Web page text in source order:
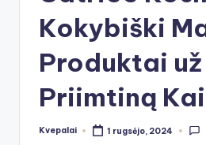
Kokybiški
Produktai už
Priimtiną
Posted
Kvepalai 1 rugsėjo, 2024